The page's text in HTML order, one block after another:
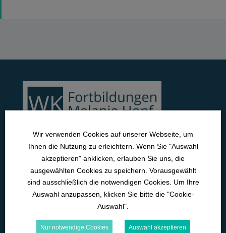
Lange Straße 42
D-89129 Langenau
07345-9290-595
Wir verwenden Cookies auf unserer Webseite, um
Ihnen die Nutzung zu erleichtern. Wenn Sie "Auswahl
akzeptieren" anklicken, erlauben Sie uns, die
ausgewählten Cookies zu speichern. Vorausgewählt
sind ausschließlich die notwendigen Cookies. Um Ihre
Auswahl anzupassen, klicken Sie bitte die "Cookie-
Auswahl".
Nur notwendige Cookies Auswahl akzeptieren